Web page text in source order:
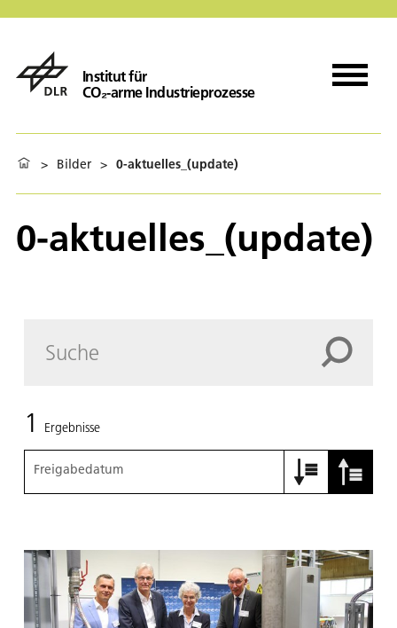
Institut für
CO₂-arme Industrieprozesse
> Bilder > 0-aktuelles_(update)
0-aktuelles_(update)
1 Ergebnisse
Freigabedatum